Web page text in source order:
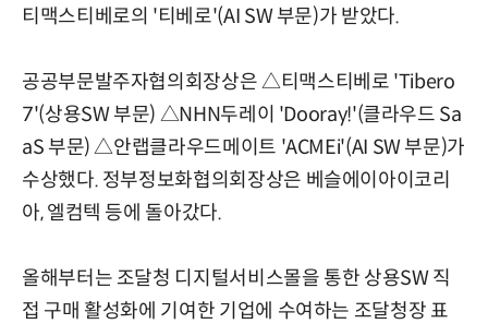
티맥스티베로의 '티베로'(AI SW 부문)가 받았다.
공공부문발주자협의회장상은 △티맥스티베로 'Tibero
7'(상용SW 부문) △NHN두레이 'Dooray!'(클라우드 Sa
aS 부문) △안랩클라우드메이트 'ACMEi'(AI SW 부문)가
수상했다. 정부정보화협의회장상은 베슬에이아이코리
아, 엘컴텍 등에 돌아갔다.
올해부터는 조달청 디지털서비스몰을 통한 상용SW 직
접 구매 활성화에 기여한 기업에 수여하는 조달청장 표